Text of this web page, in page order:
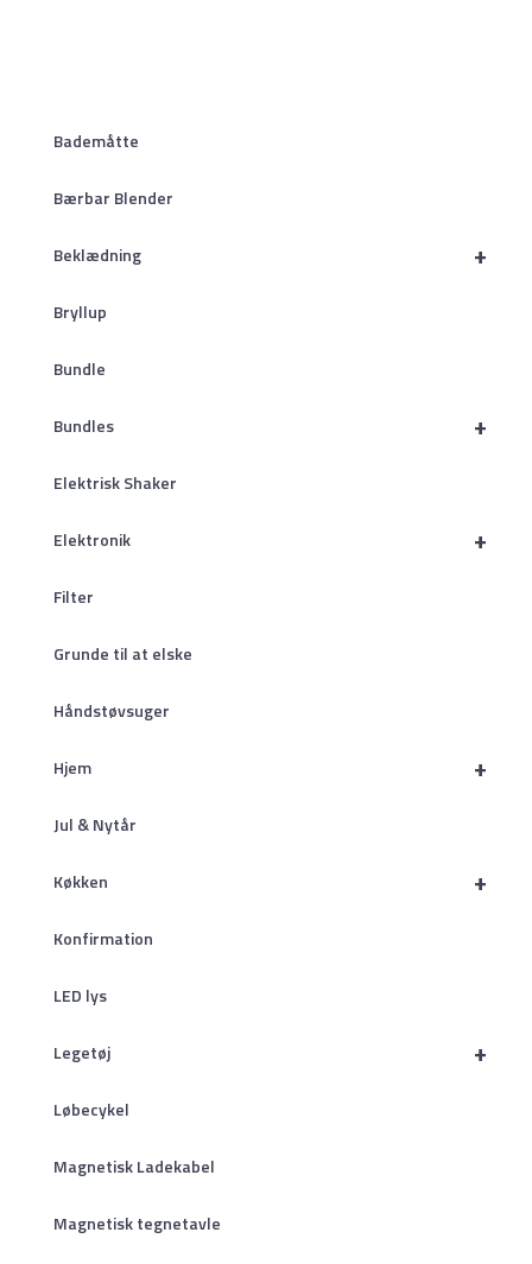
Bademåtte
Bærbar Blender
+
Beklædning
Bryllup
Bundle
+
Bundles
Elektrisk Shaker
+
Elektronik
Filter
Grunde til at elske
Håndstøvsuger
+
Hjem
Jul & Nytår
+
Køkken
Konfirmation
LED lys
+
Legetøj
Løbecykel
Magnetisk Ladekabel
Magnetisk tegnetavle